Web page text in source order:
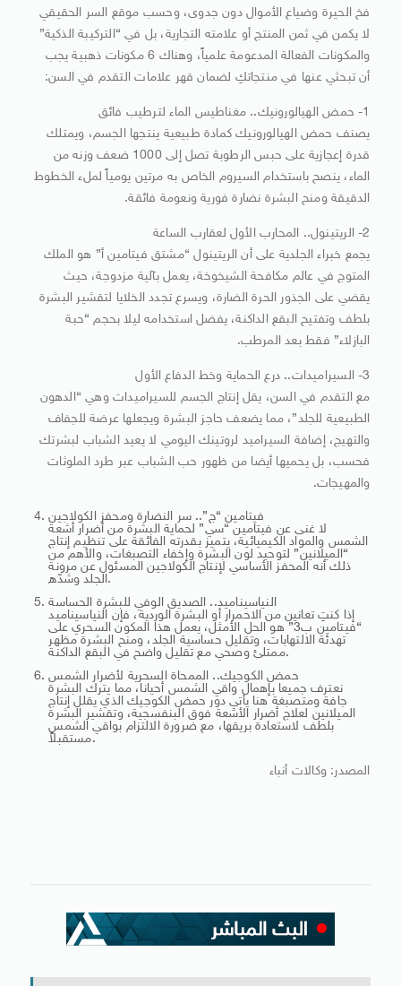
فخ الحيرة وضياع الأموال دون جدوى، وحسب موقع السر الحقيقي
لا يكمن في ثمن المنتج أو علامته التجارية، بل في “التركيبة الذكية”
والمكونات الفعالة المدعومة علمياً، وهناك 6 مكونات ذهبية يجب
أن تبحثي عنها في منتجاتكِ لضمان قهر علامات التقدم في السن:
1- حمض الهيالورونيك.. مغناطيس الماء لترطيب فائق
يصنف حمض الهيالورونيك كمادة طبيعية ينتجها الجسم، ويمتلك
قدرة إعجازية على حبس الرطوبة تصل إلى 1000 ضعف وزنه من
الماء، ينصح باستخدام السيروم الخاص به مرتين يومياً لملء الخطوط
الدقيقة ومنح البشرة نضارة فورية ونعومة فائقة.
2- الريتينول.. المحارب الأول لعقارب الساعة
يجمع خبراء الجلدية على أن الريتينول “مشتق فيتامين أ” هو الملك
المتوج في عالم مكافحة الشيخوخة، يعمل بآلية مزدوجة، حيث
يقضي على الجذور الحرة الضارة، ويسرع تجدد الخلايا لتقشير البشرة
بلطف وتفتيح البقع الداكنة، يفضل استخدامه ليلا بحجم “حبة
البازلاء” فقط بعد المرطب.
3- السيراميدات.. درع الحماية وخط الدفاع الأول
مع التقدم في السن، يقل إنتاج الجسم للسيراميدات وهي “الدهون
الطبيعية للجلد”، مما يضعف حاجز البشرة ويجعلها عرضة للجفاف
والتهيج، إضافة السيراميد لروتينك اليومي لا يعيد الشباب لبشرتك
فحسب، بل يحميها أيضا من ظهور حب الشباب عبر طرد الملوثات
والمهيجات.
فيتامين “ج”.. سر النضارة ومحفز الكولاجين
لا غنى عن فيتامين “سي” لحماية البشرة من أضرار أشعة
الشمس والمواد الكيميائية، يتميز بقدرته الفائقة على تنظيم إنتاج
“الميلانين” لتوحيد لون البشرة وإخفاء التصبغات، والأهم من
ذلك أنه المحفز الأساسي لإنتاج الكولاجين المسئول عن مرونة
الجلد وشدّه.
النياسيناميد.. الصديق الوفي للبشرة الحساسة
إذا كنتِ تعانين من الاحمرار أو البشرة الوردية، فإن النياسيناميد
“فيتامين ب3” هو الحل الأمثل، يعمل هذا المكون السحري على
تهدئة الالتهابات، وتقليل حساسية الجلد، ومنح البشرة مظهر
ممتلئ وصحي مع تقليل واضح في البقع الداكنة.
حمض الكوجيك.. الممحاة السحرية لأضرار الشمس
نعترف جميعا بإهمال واقي الشمس أحيانا، مما يترك البشرة
جافة ومتصبغة هنا يأتي دور حمض الكوجيك الذي يقلل إنتاج
الميلانين لعلاج أضرار الأشعة فوق البنفسجية، وتقشير البشرة
بلطف لاستعادة بريقها، مع ضرورة الالتزام بواقي الشمس
مستقبلاً.
المصدر: وكالات أنباء